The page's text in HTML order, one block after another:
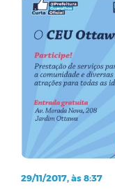
29/11/2017, às 8:37